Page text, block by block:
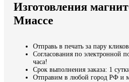
Мы доставляем по всему миру
Продолжить без города
Изготовления
Миассе
Отправь в печать за пару
Согласования по электронной
часа!
Срок выполнения заказа: 1
Отправим в любой город РФ и